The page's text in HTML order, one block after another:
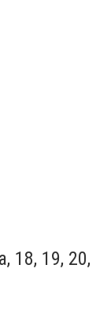
18, 19, 20,